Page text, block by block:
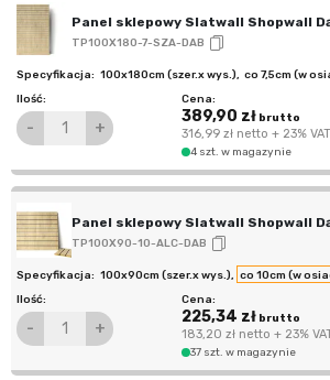
Panel sklepowy Slatwall Shopwall
TP100X180-7-SZA-DAB
100x180cm (szer.x wys.), co 7,5cm (w
- +
389,90 złbrutto
316,99 złnetto + 23% VAT
4 szt. w magazynie
Panel sklepowy Slatwall Shopwall
TP100X90-10-ALC-DAB
100x90cm (szer.x wys.), co 10cm (w
- +
225,34 złbrutto
183,20 złnetto + 23%
37 szt. w magazynie